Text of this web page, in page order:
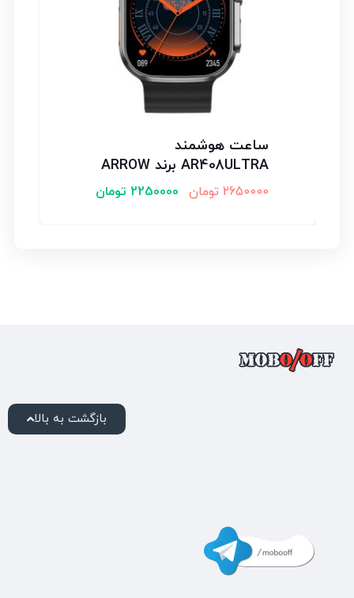
ساعت هوشمند
AR408ULTRA برند ARROW
2650000 تومان 2250000 تومان
بازگشت به بالا